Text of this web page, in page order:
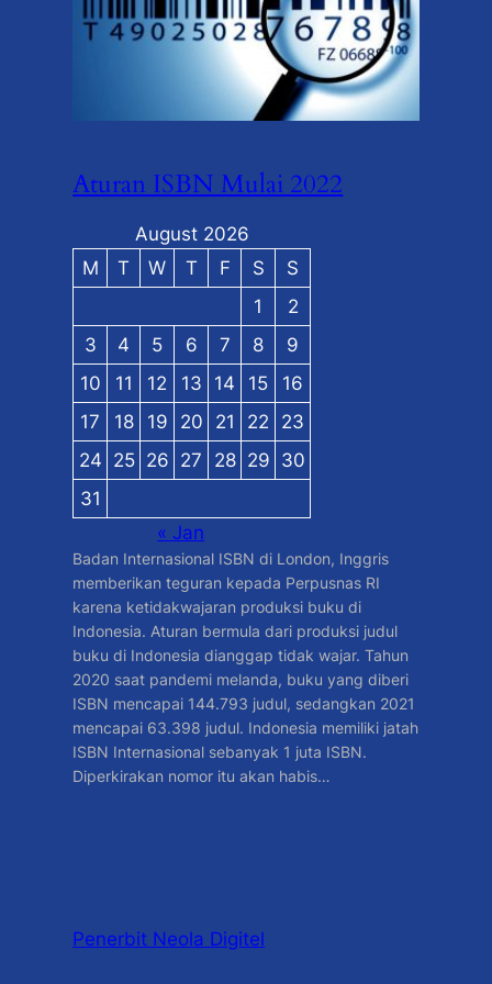
Aturan ISBN Mulai 2022
August 2026
M
T W T F S
S
1
2
3
4 5 6 7 8
9
10
11 12 13 14 15
16
17
18 19 20 21 22
23
24 25 26 27 28 29 30
31
« Jan
Badan Internasional ISBN di London, Inggris
memberikan teguran kepada Perpusnas RI
karena ketidakwajaran produksi buku di
Indonesia. Aturan bermula dari produksi judul
buku di Indonesia dianggap tidak wajar. Tahun
2020 saat pandemi melanda, buku yang diberi
ISBN mencapai 144.793 judul, sedangkan 2021
mencapai 63.398 judul. Indonesia memiliki jatah
ISBN Internasional sebanyak 1 juta ISBN.
Diperkirakan nomor itu akan habis…
Penerbit Neola Digitel